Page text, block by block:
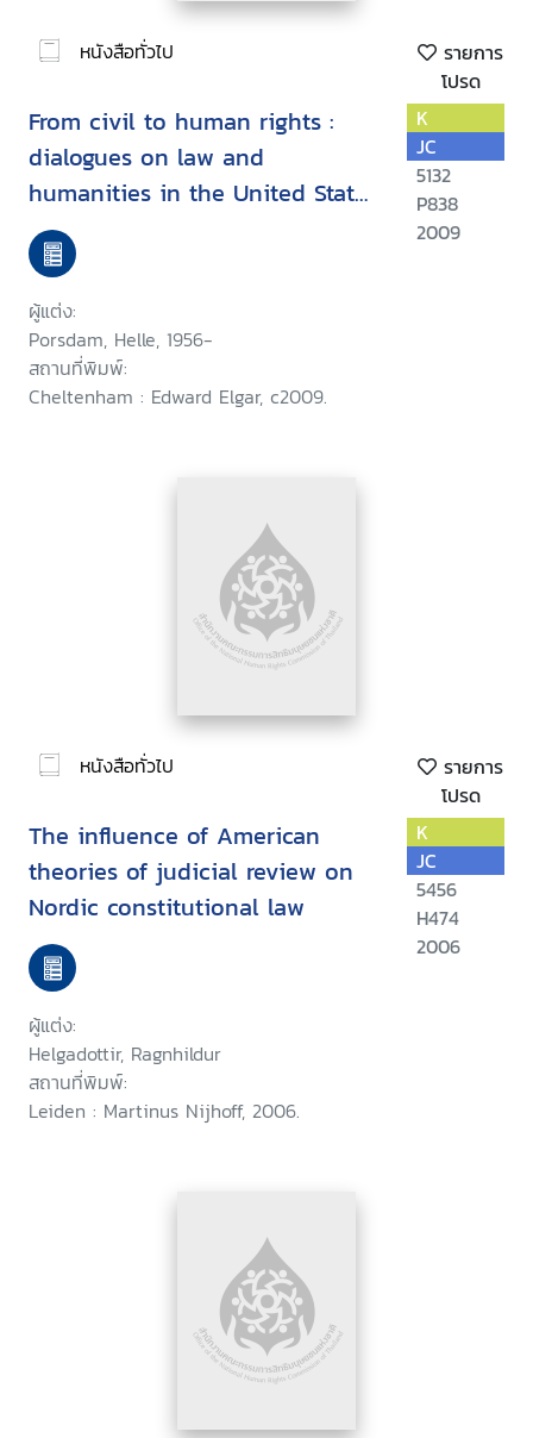
หนังสือทั่วไป
รายการ
โปรด
From civil to human rights :
dialogues on law and
humanities in the United States
and Europe
ผู้แต่ง:
Porsdam, Helle, 1956-
สถานที่พิมพ์:
Cheltenham : Edward Elgar, c2009.
K
JC
5132
P838
2009
หนังสือทั่วไป
รายการ
โปรด
The influence of American
theories of judicial review on
Nordic constitutional law
ผู้แต่ง:
Helgadottir, Ragnhildur
สถานที่พิมพ์:
Leiden : Martinus Nijhoff, 2006.
K
JC
5456
H474
2006